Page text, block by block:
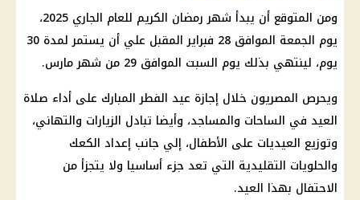
ومن المتوقع أن يبدأ شهر رمضان
الكريم للعام الجاري 2025،
يوم الجمعة الموافق 28 فبراير المقبل علي أن يستمر لمدة 30
يوم، لينتهي بذلك يوم السبت الموافق 29 من شهر مارس.
ويحرص المصريون خلال إجازة عيد الفطرالمبارك على أداء صلاة
العيد في الساحات والمساجد، وأيضا تبادل الزيارات والتهاني،
وتوزيع العيديات على الأطفال، إلي جانب إعداد الكعك
والحلويات التقليدية التي تعد جزء أساسيا ولا يتجزأ من
الاحتفال بهذا العيد.